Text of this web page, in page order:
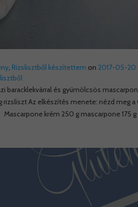
, Rizslisztből készítettem on 2017-05-20
baracklekvárral és gyümölcsös
rizsliszt Az elkészítés menete: nézd meg
krém 250 g mascarpone 175